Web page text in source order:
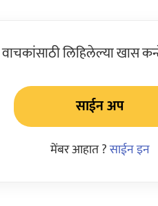
लिहिलेल्या खास
साईन अप
मेंबर आहात ?साईन इन